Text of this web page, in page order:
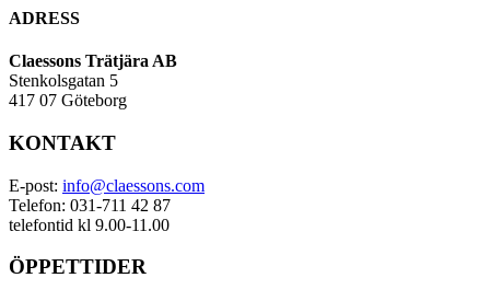
ADRESS
Claessons Trätjära AB
Stenkolsgatan 5
417 07 Göteborg
KONTAKT
E-post: info@claessons.com
Telefon: 031-711 42 87
telefontid kl 9.00-11.00
ÖPPETTIDER